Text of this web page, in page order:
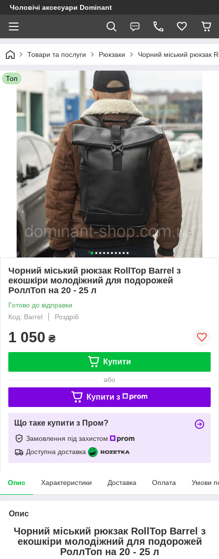
Чоловічі аксесуари Dominant
Товари та послуги Рюкзаки Чорний міський рюкзак
Топ
Чорний міський рюкзак RollTop Barrel з
екошкіри молодіжний для подорожей
РоллТоп на 20 - 25 л
Готово до відправки
Код: Barrel
Роздріб
1 050 ₴
Купити
або
Купити з
Що таке купити з Пром?
Замовлення під захистом
Доступна доставка
Опис Характеристики Доставка Оплата Умови
Опис
Чорний міський рюкзак RollTop Barrel з
екошкіри молодіжний для подорожей
РоллТоп на 20 - 25 л